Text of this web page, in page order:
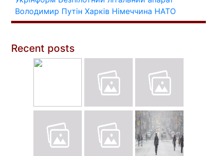
Володимир Путін Харків Німеччина НАТО
Recent posts